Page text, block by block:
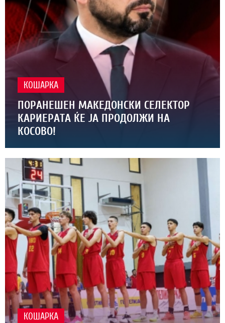
КОШАРКА
ПОРАНЕШЕН МАКЕДОНСКИ СЕЛЕКТОР
КАРИЕРАТА ЌЕ ЈА ПРОДОЛЖИ НА
КОСОВО!
КОШАРКА